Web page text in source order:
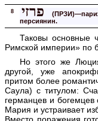
8 פרזי
персиянин.
Таковы основные
Римской империи» по
Но этого же
другой, уже
притом более
Саула) с титулом:
германцев и богемцев
Мария и устраивает